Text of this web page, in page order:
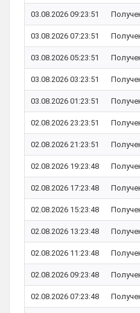
03.08.2026 09:23:51
03.08.2026 07:23:51
03.08.2026 05:23:51
03.08.2026 03:23:51
03.08.2026 01:23:51
02.08.2026 23:23:51
02.08.2026 21:23:51
02.08.2026 19:23:48
02.08.2026 17:23:48
02.08.2026 15:23:48
02.08.2026 13:23:48
02.08.2026 11:23:48
02.08.2026 09:23:48
02.08.2026 07:23:48